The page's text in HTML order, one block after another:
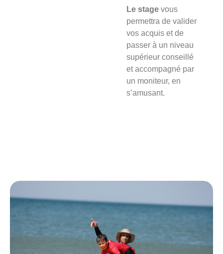
Le stage vous
permettra de valider
vos acquis et de
passer à un niveau
supérieur conseillé
et accompagné par
un moniteur, en
s’amusant.